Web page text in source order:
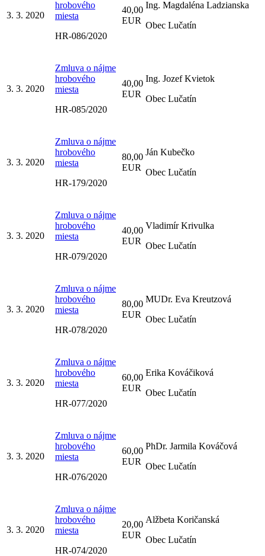
3. 3. 2020
hrobového
miesta
HR-086/2020
40,00
EUR
Ing. Magdaléna Ladzianska
Obec Lučatín
3. 3. 2020
Zmluva o nájme
hrobového
miesta
HR-085/2020
40,00
EUR
Ing. Jozef Kvietok
Obec Lučatín
3. 3. 2020
Zmluva o nájme
hrobového
miesta
HR-179/2020
80,00
EUR
Ján Kubečko
Obec Lučatín
3. 3. 2020
Zmluva o nájme
hrobového
miesta
HR-079/2020
40,00
EUR
Vladimír Krivulka
Obec Lučatín
3. 3. 2020
Zmluva o nájme
hrobového
miesta
HR-078/2020
80,00
EUR
MUDr. Eva Kreutzová
Obec Lučatín
3. 3. 2020
Zmluva o nájme
hrobového
miesta
HR-077/2020
60,00
EUR
Erika Kováčiková
Obec Lučatín
3. 3. 2020
Zmluva o nájme
hrobového
miesta
HR-076/2020
60,00
EUR
PhDr. Jarmila Kováčová
Obec Lučatín
3. 3. 2020
Zmluva o nájme
hrobového
miesta
HR-074/2020
20,00
EUR
Alžbeta Koričanská
Obec Lučatín